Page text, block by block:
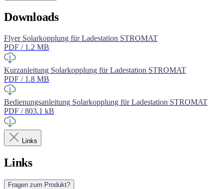
Downloads
Flyer Solarkopplung für Ladestation STROMAT
PDF / 1.2 MB
Kurzanleitung Solarkopplung für Ladestation STROMAT
PDF / 1.8 MB
Bedienungsanleitung Solarkopplung für Ladestation STROMAT
PDF / 803.1 kB
Links
Links
Fragen zum Produkt?